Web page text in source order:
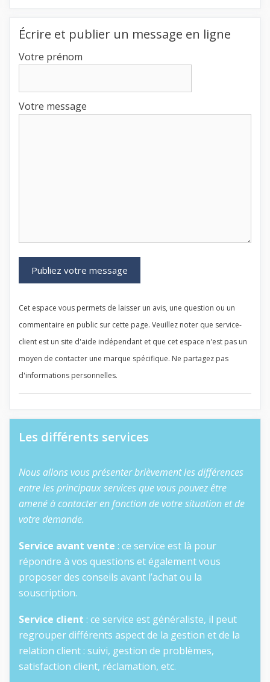
Écrire et publier un message en ligne
Votre prénom
Votre message
Cet espace vous permets de laisser un avis, une question ou un
commentaire en public sur cette page. Veuillez noter que service-
client est un site d'aide indépendant et que cet espace n'est pas un
moyen de contacter une marque spécifique. Ne partagez pas
d'informations personnelles.
Les différents services
Nous allons vous présenter brièvement les différences
entre les principaux services que vous pouvez être
amené à contacter en fonction de votre situation et de
votre demande.
Service avant vente : ce service est là pour
répondre à vos questions et également vous
proposer des conseils avant l’achat ou la
souscription.
Service client : ce service est généraliste, il peut
regrouper différents aspect de la gestion et de la
relation client : suivi, gestion de problèmes,
satisfaction client, réclamation, etc.